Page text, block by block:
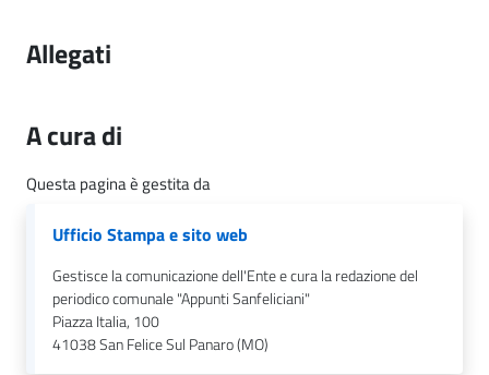
o
i
e
telematico
SUE
Allegati
A cura di
Questa pagina è gestita da
Ufficio Stampa e sito web
Gestisce la comunicazione dell'Ente e cura la redazione del
periodico comunale "Appunti Sanfeliciani"
Piazza Italia, 100
41038San Felice Sul Panaro (MO)